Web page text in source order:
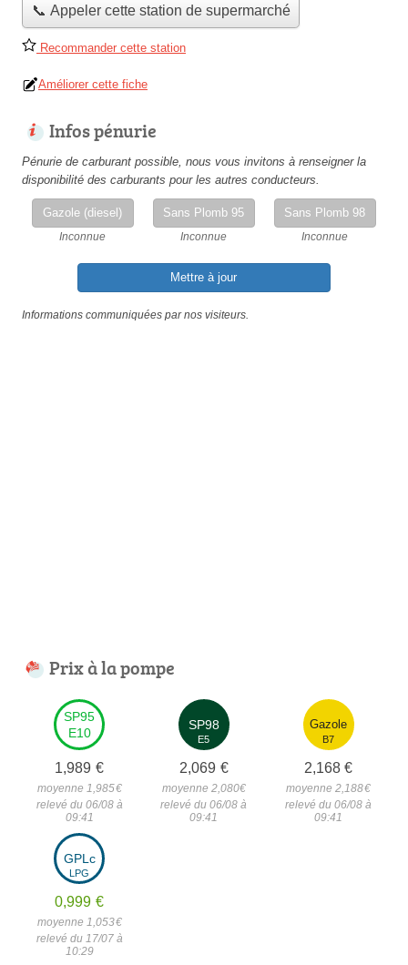
📞 Appeler cette station de supermarché
Recommander cette station
Améliorer cette fiche
Infos pénurie
Pénurie de carburant possible, nous vous invitons à renseigner la
disponibilité des carburants pour les autres conducteurs.
Gazole (diesel)
Inconnue
Sans Plomb 95
Inconnue
Sans Plomb 98
Inconnue
Mettre à jour
Informations communiquées par nos visiteurs.
Prix à la pompe
SP95
E10
1,989 €
moyenne 1,985€
relevé du 06/08 à
09:41
SP98
E5
2,069 €
moyenne 2,080€
relevé du 06/08 à
09:41
Gazole
B7
2,168 €
moyenne 2,188€
relevé du 06/08 à
09:41
GPLc
LPG
0,999 €
moyenne 1,053€
relevé du 17/07 à
10:29